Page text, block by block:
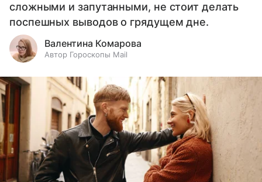
сложными и запутанными, не стоит делать
поспешных выводов о грядущем дне.
Валентина Комарова
Автор Гороскопы Mail